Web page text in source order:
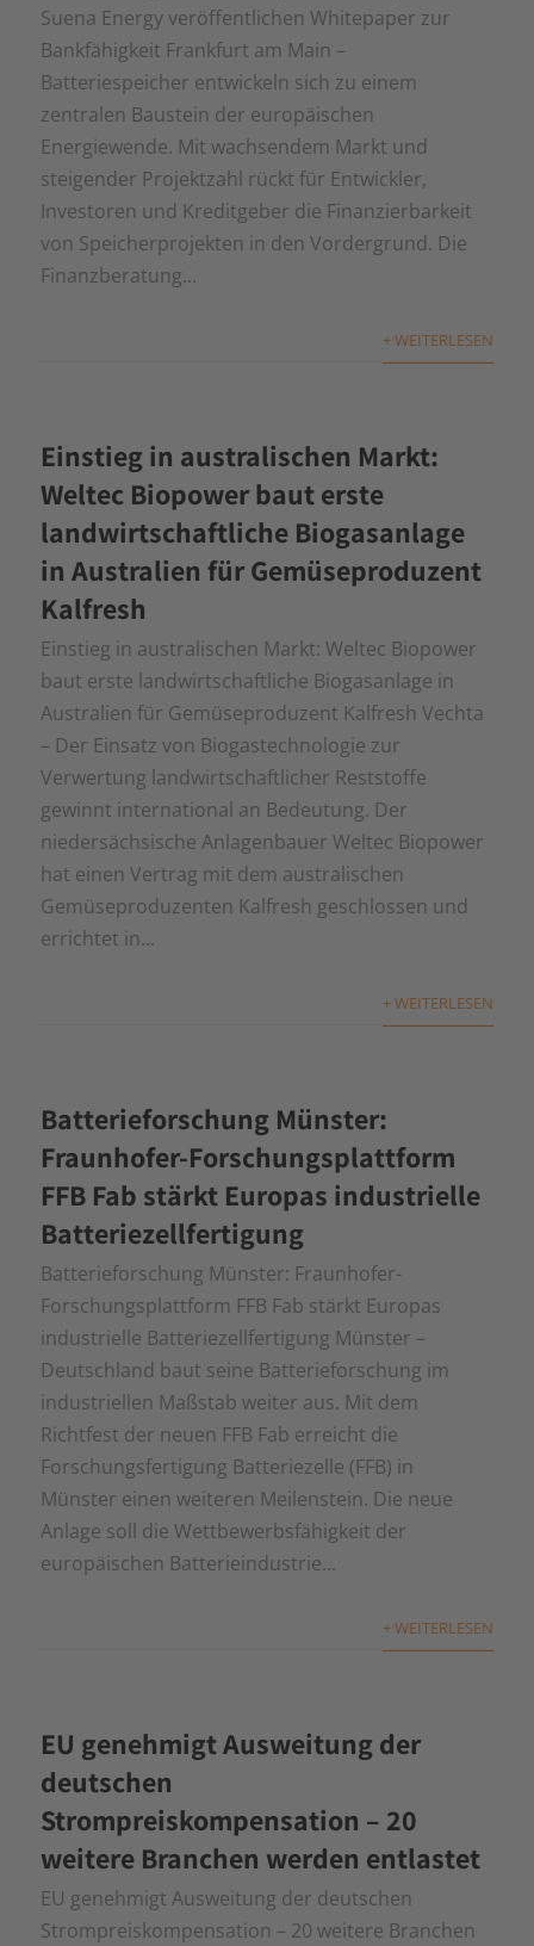
Suena Energy veröffentlichen Whitepaper zur
Bankfähigkeit Frankfurt am Main –
Batteriespeicher entwickeln sich zu einem
zentralen Baustein der europäischen
Energiewende. Mit wachsendem Markt und
steigender Projektzahl rückt für Entwickler,
Investoren und Kreditgeber die Finanzierbarkeit
von Speicherprojekten in den Vordergrund. Die
Finanzberatung...
+ WEITERLESEN
Einstieg in australischen Markt:
Weltec Biopower baut erste
landwirtschaftliche Biogasanlage
in Australien für Gemüseproduzent
Kalfresh
Einstieg in australischen Markt: Weltec Biopower
baut erste landwirtschaftliche Biogasanlage in
Australien für Gemüseproduzent Kalfresh Vechta
– Der Einsatz von Biogastechnologie zur
Verwertung landwirtschaftlicher Reststoffe
gewinnt international an Bedeutung. Der
niedersächsische Anlagenbauer Weltec Biopower
hat einen Vertrag mit dem australischen
Gemüseproduzenten Kalfresh geschlossen und
errichtet in...
+ WEITERLESEN
Batterieforschung Münster:
Fraunhofer-Forschungsplattform
FFB Fab stärkt Europas industrielle
Batteriezellfertigung
Batterieforschung Münster: Fraunhofer-
Forschungsplattform FFB Fab stärkt Europas
industrielle Batteriezellfertigung Münster –
Deutschland baut seine Batterieforschung im
industriellen Maßstab weiter aus. Mit dem
Richtfest der neuen FFB Fab erreicht die
Forschungsfertigung Batteriezelle (FFB) in
Münster einen weiteren Meilenstein. Die neue
Anlage soll die Wettbewerbsfähigkeit der
europäischen Batterieindustrie...
+ WEITERLESEN
EU genehmigt Ausweitung der
deutschen
Strompreiskompensation – 20
weitere Branchen werden entlastet
EU genehmigt Ausweitung der deutschen
Strompreiskompensation – 20 weitere Branchen